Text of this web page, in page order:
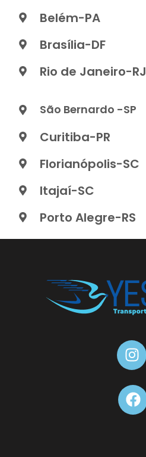
Belém-PA
Brasília-DF
Rio de Janeiro-RJ
São Bernardo -SP
Curitiba-PR
Florianópolis-SC
Itajaí-SC
Porto Alegre-RS